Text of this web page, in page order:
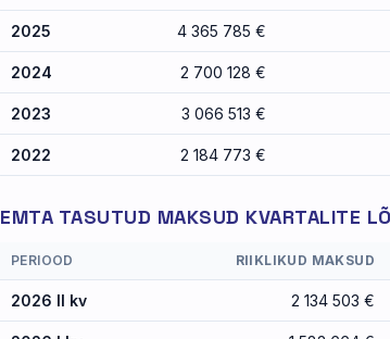
2025 4 365 785 €
2024 2 700 128 €
2023 3 066 513 €
2022 2 184 773 €
EMTA TASUTUD MAKSUD KVARTALITE
PERIOOD RIIKLIKUD MAKSUD
2026 II kv 2 134 503 €